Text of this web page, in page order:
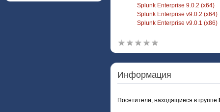
Splunk Enterprise 9.0.2 (x64)
Splunk Enterprise v9.0.2 (x64)
Splunk Enterprise v9.0.1 (x86)
Информация
Посетители, находящиеся в группе